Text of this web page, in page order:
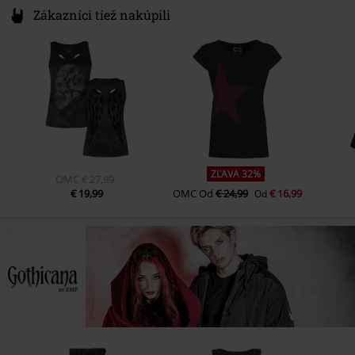
Zákazníci tiež nakúpili
OMC € 27,99
€ 19,99
ZĽAVA 32%
OMC Od€ 24,99 Od€ 16,99